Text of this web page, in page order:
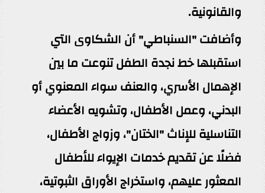
والقانونية.
وأضافت "السنباطي" أن الشكاوى التي
استقبلها خط نجدة الطفل تنوعت ما بين
الإهمال الأسري، والعنف سواء المعنوي أو
البدني، وعمل الأطفال، وتشويه الأعضاء
التناسلية للإناث "الختان"، وزواج الأطفال،
فضلًا عن تقديم خدمات الإيواء للأطفال
المعثور عليهم، واستخراج الأوراق الثبوتية،